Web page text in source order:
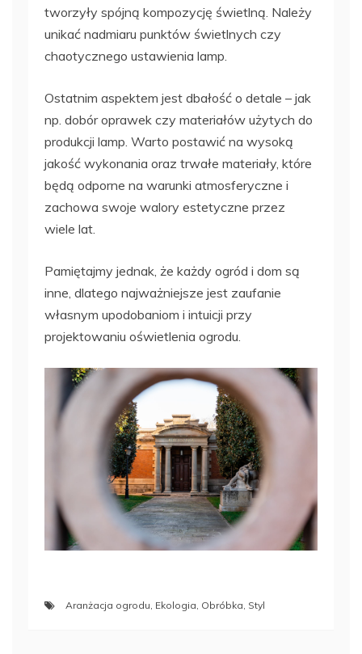
tworzyły spójną kompozycję świetlną. Należy
unikać nadmiaru punktów świetlnych czy
chaotycznego ustawienia lamp.
Ostatnim aspektem jest dbałość o detale – jak
np. dobór oprawek czy materiałów użytych do
produkcji lamp. Warto postawić na wysoką
jakość wykonania oraz trwałe materiały, które
będą odporne na warunki atmosferyczne i
zachowa swoje walory estetyczne przez
wiele lat.
Pamiętajmy jednak, że każdy ogród i dom są
inne, dlatego najważniejsze jest zaufanie
własnym upodobaniom i intuicji przy
projektowaniu oświetlenia ogrodu.
Aranżacja ogrodu Ekologia Obróbka Styl